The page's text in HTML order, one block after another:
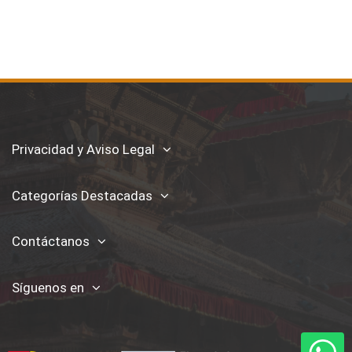
Privacidad y Aviso Legal
Categorías Destacadas
Contáctanos
Síguenos en